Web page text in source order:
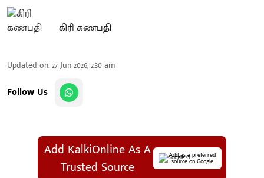
கிரி கணபதி
Updated on:27 Jun 2026, 2:30 am
Follow Us
Add KalkiOnline As A
Trusted Source
Add as a preferred
source on Google